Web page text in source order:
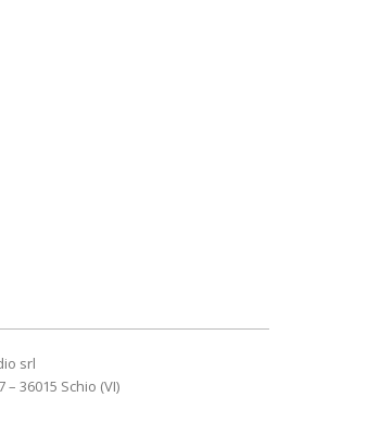
srl
36015 Schio (VI)